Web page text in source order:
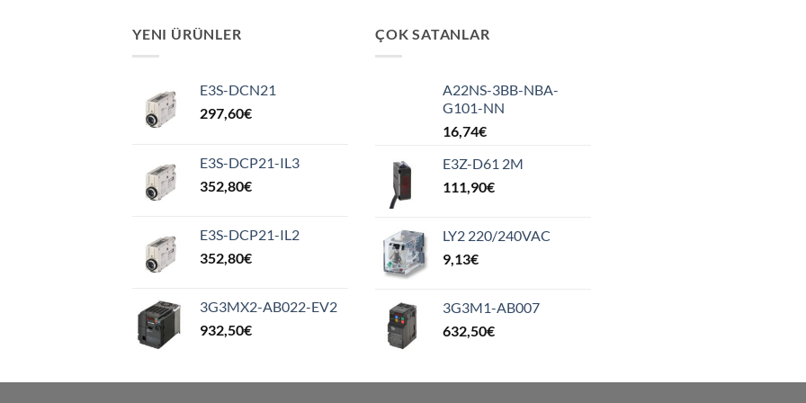
YENI ÜRÜNLER
E3S-DCN21
297,60€
E3S-DCP21-IL3
352,80€
E3S-DCP21-IL2
352,80€
3G3MX2-AB022-EV2
932,50€
ÇOK SATANLAR
A22NS-3BB-NBA-
G101-NN
16,74€
E3Z-D61 2M
111,90€
LY2 220/240VAC
9,13€
3G3M1-AB007
632,50€